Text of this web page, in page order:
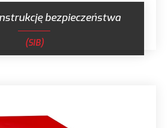
bezpieczeństwa
(SIB)